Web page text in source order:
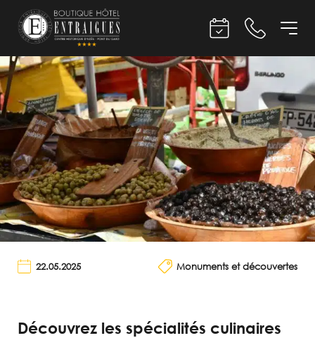
22.05.2025 Monuments et découvertes
Découvrez les spécialités culinaires